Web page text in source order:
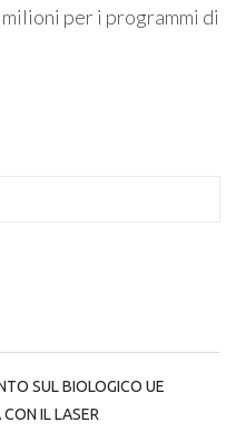
per i programmi di
SUL BIOLOGICO UE
IL LASER